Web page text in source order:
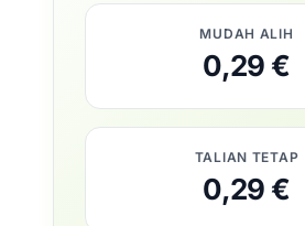
MUDAH ALIH
0,29 €
TALIAN TETAP
0,29 €